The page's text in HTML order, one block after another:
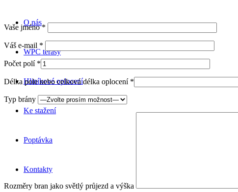
O nás
WPC terasy
Hliníkové oplocení
Ke stažení
Poptávka
Kontakty
Vaše jméno *
Váš e-mail *
Počet polí *
Délka pole nebo celková délka oplocení *
Typ brány
Rozměry bran jako světlý průjezd a výška